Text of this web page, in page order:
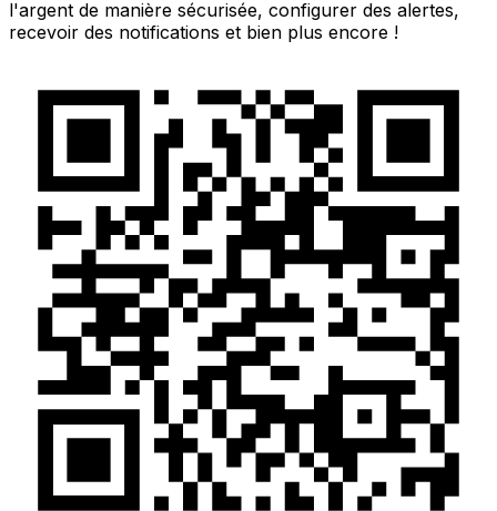
l'argent de manière sécurisée, configurer des alertes,
recevoir des notifications et bien plus encore !